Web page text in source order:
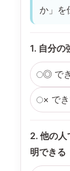
か」を
1. 自分の
◎ で
× で
2. 他の人
明できる